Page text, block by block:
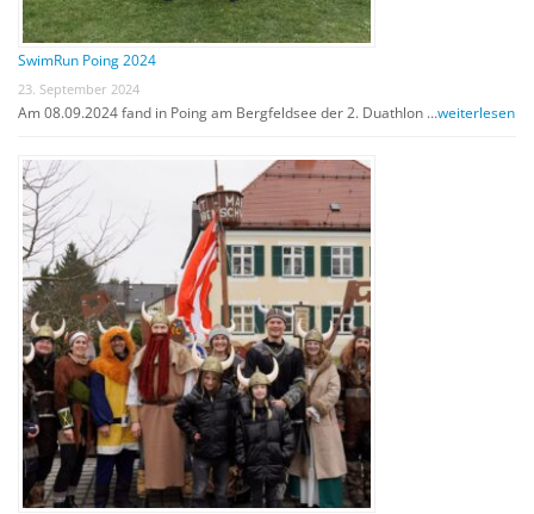
SwimRun Poing 2024
23. September 2024
Am 08.09.2024 fand in Poing am Bergfeldsee der 2. Duathlon …weiterlesen